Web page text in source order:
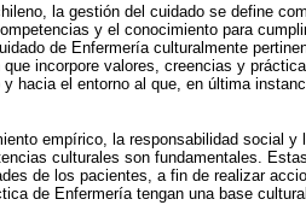
la gestión del cuidado se define
y el conocimiento para
de Enfermería culturalmente
incorpore valores, creencias y
hacia el entorno al que, en última
empírico, la responsabilidad social y
culturales son fundamentales.
de los pacientes, a fin de realizar
de Enfermería tengan una base